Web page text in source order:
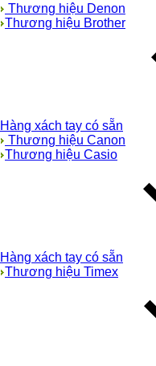
Thương hiệu Denon
Thương hiệu Brother
Hàng xách tay có sẵn
Thương hiệu Canon
Thương hiệu Casio
Hàng xách tay có sẵn
Thương hiệu Timex